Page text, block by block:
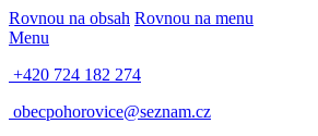
Rovnou na obsah Rovnou na menu
Menu
+420 724 182 274
obecpohorovice@seznam.cz